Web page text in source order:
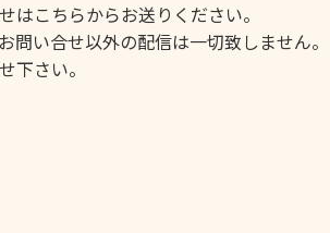
はこちらからお送りください。
問い合せ以外の配信は一切致しません。
下さい。